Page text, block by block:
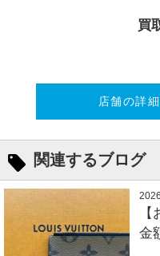
買
店舗の詳
関連するブログ
金